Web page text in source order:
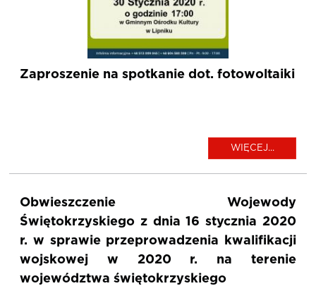
Zaproszenie na spotkanie dot. fotowoltaiki
WIĘCEJ...
Obwieszczenie Wojewody
Świętokrzyskiego z dnia 16 stycznia 2020
r. w sprawie przeprowadzenia kwalifikacji
wojskowej w 2020 r. na terenie
województwa świętokrzyskiego